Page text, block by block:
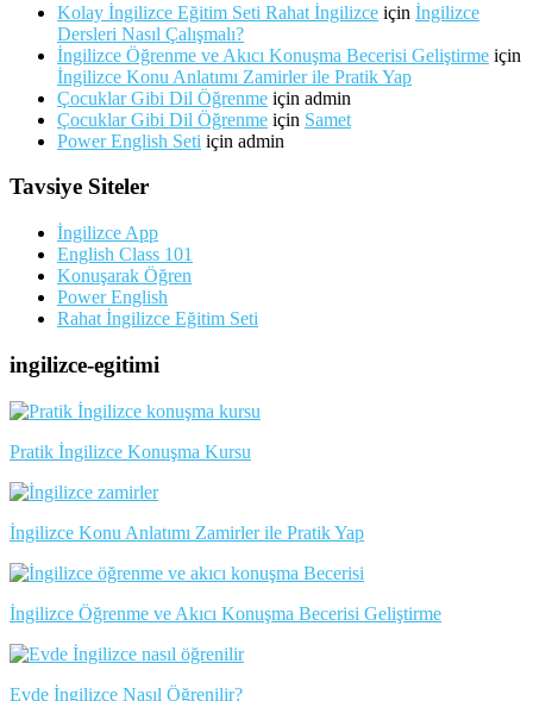
Kolay İngilizce Eğitim Seti Rahat İngilizce için İngilizce
Dersleri Nasıl Çalışmalı?
İngilizce Öğrenme ve Akıcı Konuşma Becerisi Geliştirme için
İngilizce Konu Anlatımı Zamirler ile Pratik Yap
Çocuklar Gibi Dil Öğrenme için admin
Çocuklar Gibi Dil Öğrenme için Samet
Power English Seti için admin
Tavsiye Siteler
İngilizce App
English Class 101
Konuşarak Öğren
Power English
Rahat İngilizce Eğitim Seti
ingilizce-egitimi
Pratik İngilizce Konuşma Kursu
İngilizce Konu Anlatımı Zamirler ile Pratik Yap
İngilizce Öğrenme ve Akıcı Konuşma Becerisi Geliştirme
Evde İngilizce Nasıl Öğrenilir?